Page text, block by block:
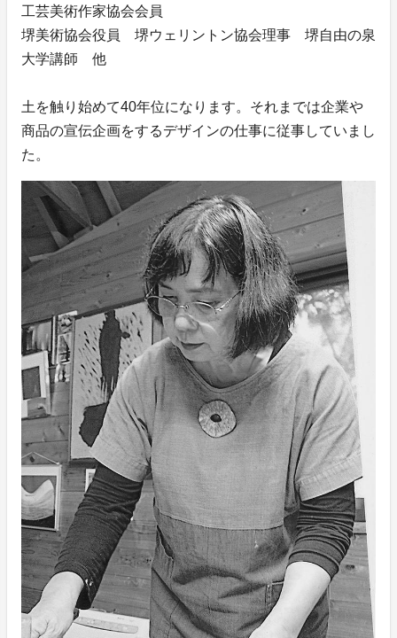
工芸美術作家協会会員
堺美術協会役員 堺ウェリントン協会理事 堺自由の泉
大学講師 他
土を触り始めて40年位になります。それまでは企業や
商品の宣伝企画をするデザインの仕事に従事していまし
た。